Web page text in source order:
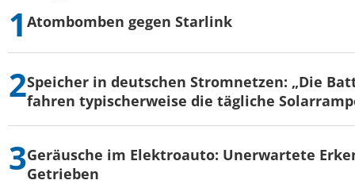
Atombomben gegen Starlink
Speicher in deutschen Stromnetzen: „Die
fahren typischerweise die tägliche
Geräusche im Elektroauto: Unerwartete
Getrieben